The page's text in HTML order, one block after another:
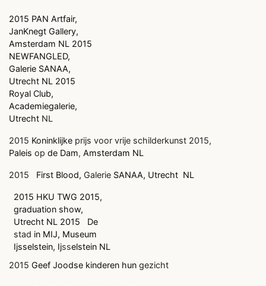
2015 PAN Artfair,
JanKnegt Gallery,
Amsterdam NL 2015
NEWFANGLED,
Galerie SANAA,
Utrecht NL 2015
Royal Club,
Academiegalerie,
Utrecht NL
2015 Koninklijke prijs voor vrije schilderkunst 2015,
Paleis op de Dam, Amsterdam NL
2015 First Blood, Galerie SANAA, Utrecht NL
2015 HKU TWG 2015,
graduation show,
Utrecht NL 2015
De
stad in MIJ, Museum
Ijsselstein, Ijsselstein NL
2015 Geef Joodse kinderen hun gezicht